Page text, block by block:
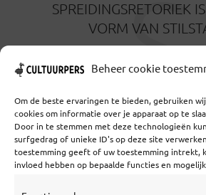
Beheer cookie
Om de beste ervaringen te bieden, gebruiken
cookies om informatie over je apparaat op te
Door in te stemmen met deze technologieën
surfgedrag of unieke ID's op deze site
toestemming geeft of uw toestemming intrekt,
invloed hebben op bepaalde functies en
SPREIDINGSRETORIEK
VORM VANS
Coöperatief Cultureel Persbureau U.A.
3524KS Utrecht | KvK: 55573592 |Btw: